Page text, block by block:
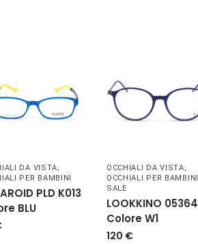
DA VISTA,
PER BAMBINI
PLD K013
BLU
OCCHIALI DA VISTA,
OCCHIALI PER BAMBINI
SALE
LOOKKINO 05364
Colore W1
120 €